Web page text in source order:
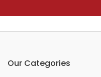
Our Categories